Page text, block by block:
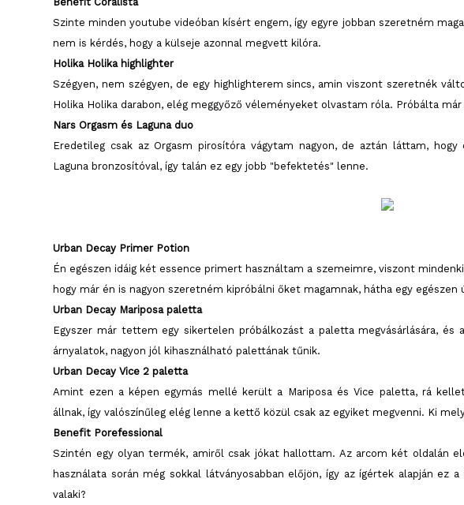
Szinte minden youtube videóban kísért engem, így egyre jobban szeretném
nem is kérdés, hogy a külseje azonnal megvett kilóra.
Holika Holika highlighter
Szégyen, nem szégyen, de egy highlighterem sincs, amin viszont szeretnék
Holika Holika darabon, elég meggyőző véleményeket olvastam róla. Próbálta
Nars Orgasm és Laguna duo
Eredetileg csak az Orgasm pirosítóra vágytam nagyon, de aztán láttam,
Laguna bronzosítóval, így talán ez egy jobb "befektetés" lenne.
Urban Decay Primer Potion
Én egészen idáig két essence primert használtam a szemeimre, viszont
hogy már én is nagyon szeretném kipróbálni őket magamnak, hátha egy
Urban Decay Mariposa paletta
Egyszer már tettem egy sikertelen próbálkozást a paletta megvásárlására, és
árnyalatok, nagyon jól kihasználható palettának tűnik.
Urban Decay Vice 2 paletta
Amint ezen a képen egymás mellé került a Mariposa és Vice paletta, rá
állnak, így valószínűleg elég lenne a kettő közül csak az egyiket megvenni. Ki
Benefit Porefessional
Szintén egy olyan termék, amiről csak jókat hallottam. Az arcom két oldalán
használata során még sokkal látványosabban előjön, így az ígértek alapján
valaki?